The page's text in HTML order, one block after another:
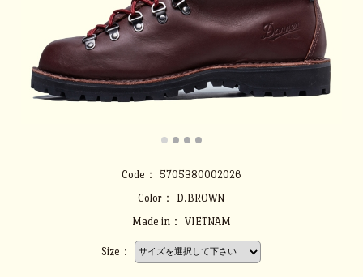
Code：
5705380002026
Color：
D.BROWN
Made in：
VIETNAM
Size：